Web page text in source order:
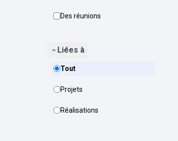
Des réunions
Liées à
Tout
Projets
Réalisations